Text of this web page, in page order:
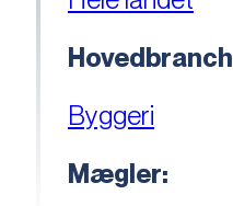
Byggeri
Mægler: